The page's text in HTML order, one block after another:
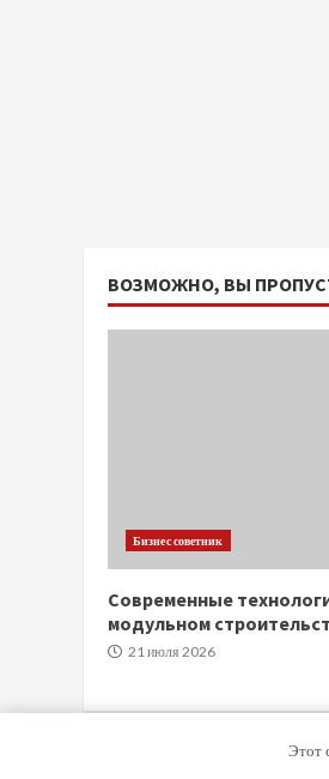
ВОЗМОЖНО, ВЫ
Бизнес советник
Современные
модульном
21 июля 2026
Этот